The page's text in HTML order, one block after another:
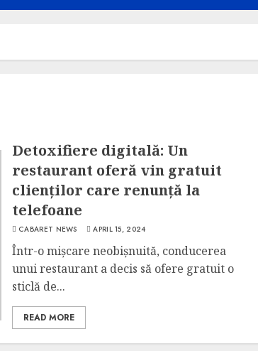
Detoxifiere digitală: Un
restaurant oferă vin gratuit
clienților care renunță la
telefoane
CABARET NEWS APRIL 15, 2024
Într-o mișcare neobișnuită, conducerea
unui restaurant a decis să ofere gratuit o
sticlă de...
READ MORE